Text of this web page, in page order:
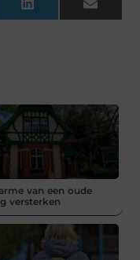
LinkedInEmail
van een oude
versterken